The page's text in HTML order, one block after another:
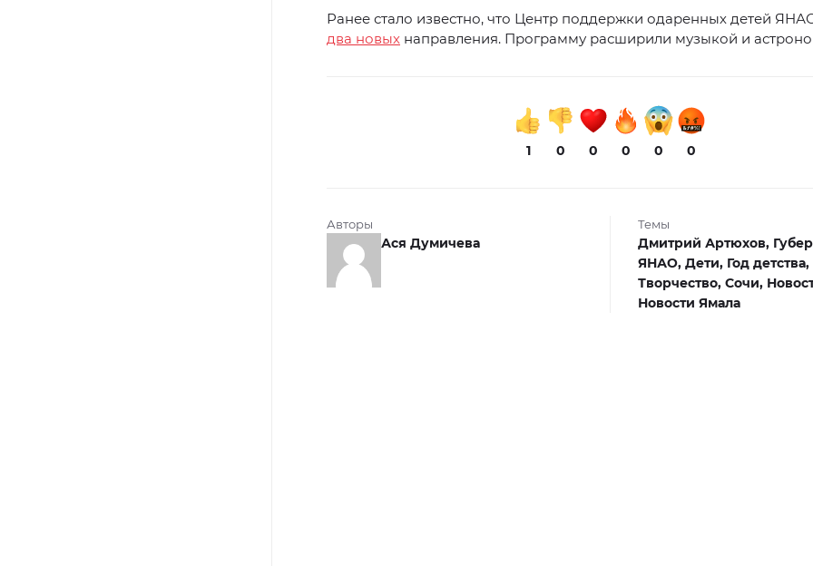
Ранее стало известно, что Центр поддержки одаренных детей
два новых направления. Программу расширили музыкой и
1 0 0 0 0 0
Авторы
Ася Думичева
Темы
Дмитрий Артюхов,
ЯНАО, Дети, Год детства,
Творчество, Сочи,
Новости Ямала